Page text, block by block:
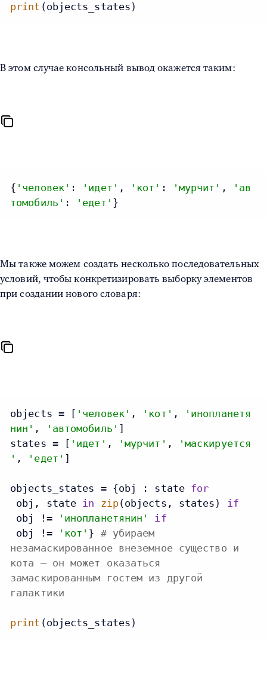
print (objects_states)
В этом случае консольный вывод окажется таким:
{ 'человек' : 'идет' , 'кот' : 'мурчит' ,
'ав
томобиль' : 'едет' }
Мы также можем создать несколько последовательных
условий, чтобы конкретизировать выборку элементов
при создании нового словаря:
objects = [ 'человек' , 'кот' ,
'инопланетя
нин' , 'автомобиль' ]
states = [ 'идет' , 'мурчит' ,
'маскируется
' , 'едет' ]
objects_states = {obj : state for
obj, state in zip(objects, states) if
obj !=
'инопланетянин'
if
obj !=
'кот' } # убираем
незамаскированное внеземное существо и
кота — он может оказаться
замаскированным гостем из другой
галактики
print (objects_states)